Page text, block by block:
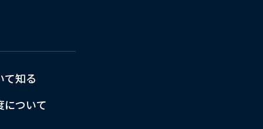
て知る
について